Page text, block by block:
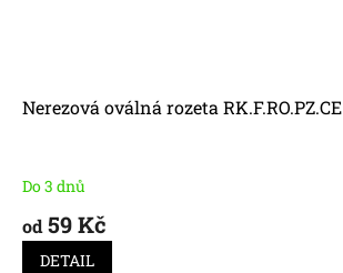
Nerezová oválná rozeta RK.F.RO.PZ.CE
Do 3 dnů
od 59 Kč
DETAIL